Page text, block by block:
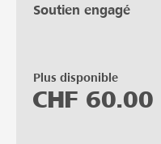
Soutien engagé
Plus disponible
CHF 60.00